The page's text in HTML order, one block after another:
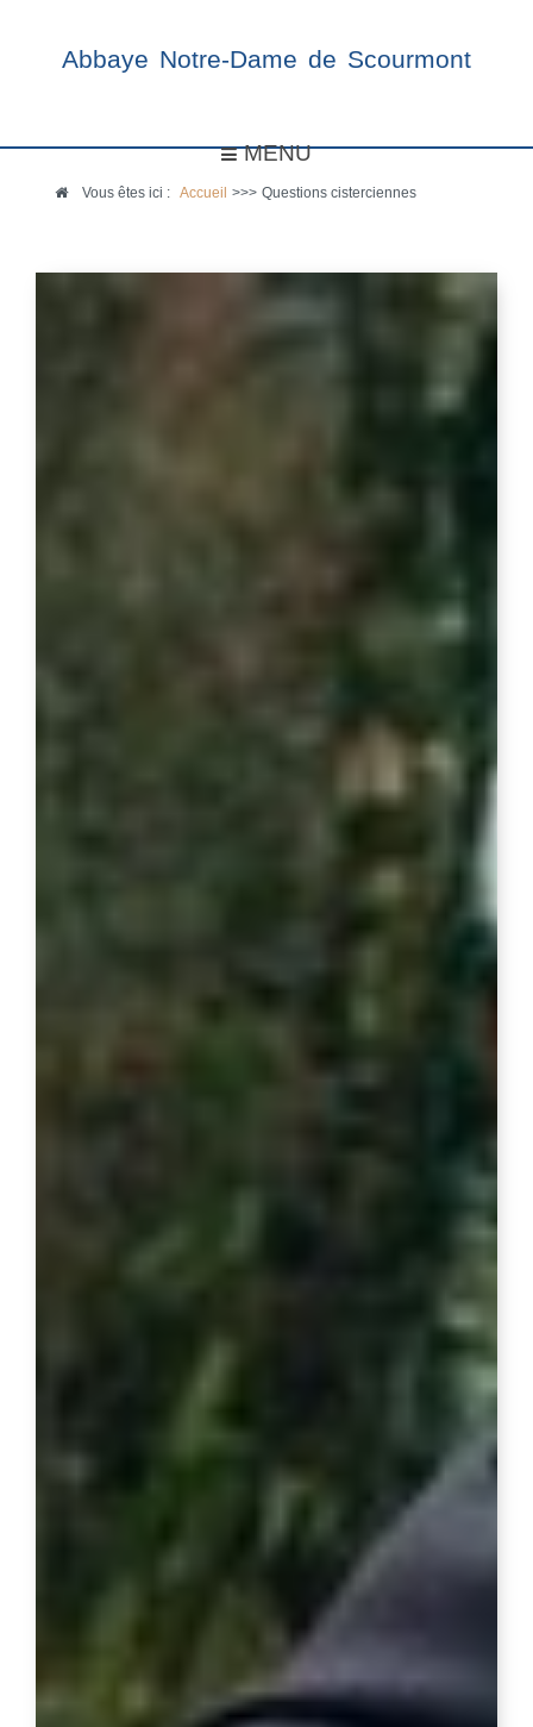
Abbaye Notre-Dame de Scourmont
MENU
Vous êtes ici :Accueil >>> Questions cisterciennes